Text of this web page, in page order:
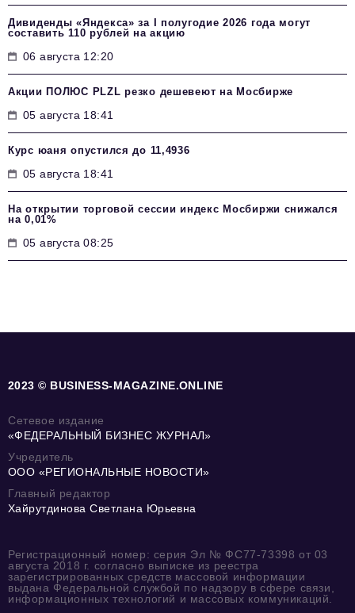
Дивиденды «Яндекса» за I полугодие 2026 года могут
составить 110 рублей на акцию
06 августа 12:20
Акции ПОЛЮС PLZL резко дешевеют на Мосбирже
05 августа 18:41
Курс юаня опустился до 11,4936
05 августа 18:41
На открытии торговой сессии индекс Мосбиржи снижался
на 0,01%
05 августа 08:25
2023 © BUSINESS-MAGAZINE.ONLINE
Сетевое издание
«ФЕДЕРАЛЬНЫЙ БИЗНЕС ЖУРНАЛ»
Учредитель
ООО «РЕГИОНАЛЬНЫЕ НОВОСТИ»
Главный редактор
Хайрутдинова Светлана Юрьевна
Регистрационный номер: серия Эл № ФС77-73398 от 03
августа 2018 г. согласно выписке из реестра
зарегистрированных средств массовой информации
выдана Федеральной службой по надзору в сфере связи,
информационных технологий и массовых коммуникаций.